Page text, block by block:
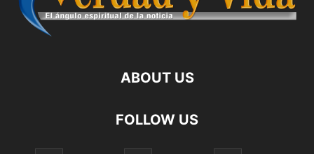
ABOUT US
FOLLOW US